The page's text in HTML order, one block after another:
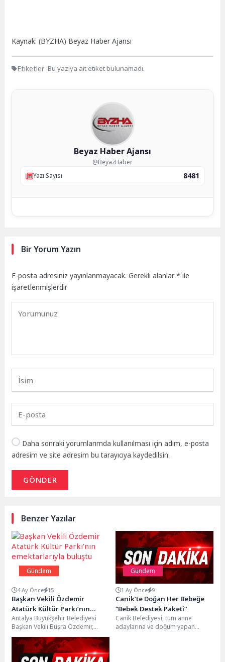
Kaynak: (BYZHA) Beyaz Haber Ajansı
Etiketler :Bu yazıya ait etiket bulunamadı.
Beyaz Haber Ajansı
@BeyazHaber
Yazı Sayısı
8481
Bir Yorum Yazın
E-posta adresiniz yayınlanmayacak. Gerekli alanlar* ile
işaretlenmişlerdir
Daha sonraki yorumlarımda kullanılması için adım, e-posta
adresim ve site adresim bu tarayıcıya kaydedilsin.
GÖNDER
Benzer Yazılar
Gündem
4 Ay Önce 15
Başkan Vekili Özdemir
Atatürk Kültür Parkı’nın
emektarlarıyla buluştu
Antalya Büyükşehir Belediyesi
Başkan Vekili Büşra Özdemir,
Türkiye’nin ilk ve tek Yeşil Bayrak
ödülüne layık...
Gündem
1 Ay Önce 9
Canik’te Doğan Her Bebeğe
“Bebek Destek Paketi”
Canik Belediyesi, tüm anne
adaylarına ve doğum yapan